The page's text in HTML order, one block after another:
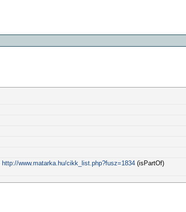
http://www.matarka.hu/cikk_list.php?fusz=1834(isPartOf)